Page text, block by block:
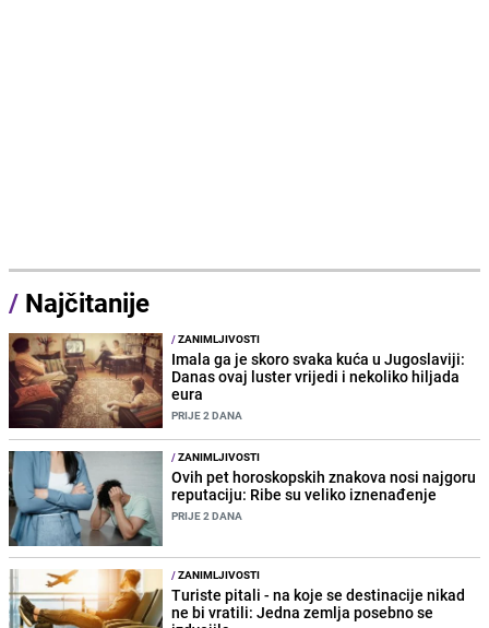
/ Najčitanije
/ZANIMLJIVOSTI
Imala ga je skoro svaka kuća u Jugoslaviji:
Danas ovaj luster vrijedi i nekoliko hiljada
eura
PRIJE 2 DANA
/ZANIMLJIVOSTI
Ovih pet horoskopskih znakova nosi najgoru
reputaciju: Ribe su veliko iznenađenje
PRIJE 2 DANA
/ZANIMLJIVOSTI
Turiste pitali - na koje se destinacije nikad
ne bi vratili: Jedna zemlja posebno se